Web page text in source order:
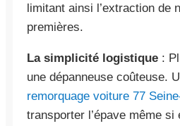
limitant ainsi l’extraction de
premières.
La simplicité logistique :
une dépanneuse coûteuse.
remorquage voiture 77
transporter l’épave même